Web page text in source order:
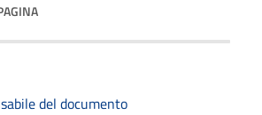
del documento